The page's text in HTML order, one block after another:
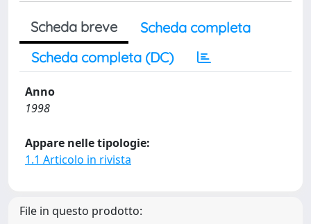
Scheda breve
Scheda completa
Scheda completa (DC)
Anno
1998
Appare nelle tipologie:
1.1 Articolo in rivista
File in questo prodotto: